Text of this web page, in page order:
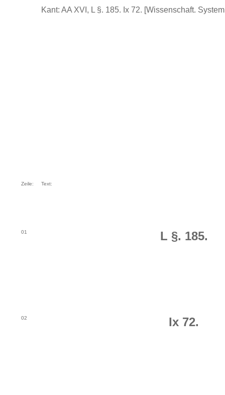
Kant: AA XVI, L §. 185. Ix 72. [Wissenschaft.
Zeile: Text:
01 L §. 185.
02 Ix 72.